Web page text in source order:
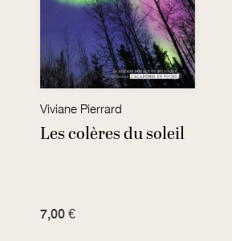
Viviane Pierrard
Les colères du soleil
7,00 €